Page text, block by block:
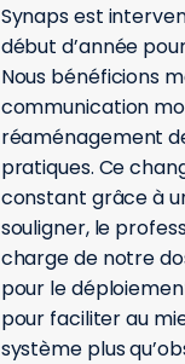
Synaps est
début d’année
Nous bénéficions
communication
réaménagement
pratiques. Ce
constant grâce à
souligner, le
charge de notre
pour le
pour faciliter au
système plus